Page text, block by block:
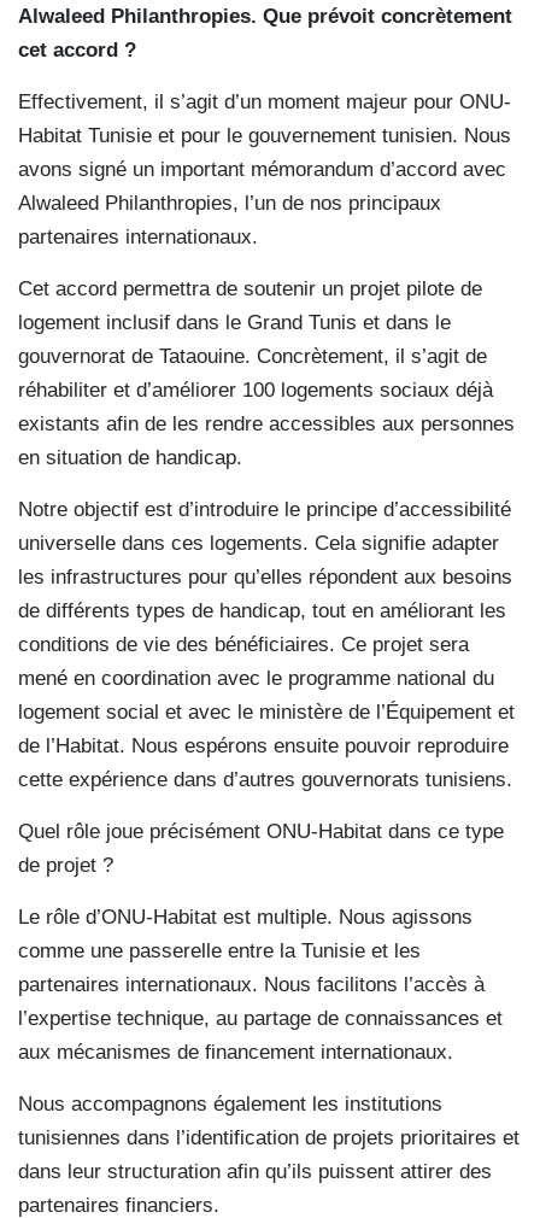
Alwaleed Philanthropies. Que prévoit concrètement
cet accord ?
Effectivement, il s’agit d’un moment majeur pour ONU-
Habitat Tunisie et pour le gouvernement tunisien. Nous
avons signé un important mémorandum d’accord avec
Alwaleed Philanthropies, l’un de nos principaux
partenaires internationaux.
Cet accord permettra de soutenir un projet pilote de
logement inclusif dans le Grand Tunis et dans le
gouvernorat de Tataouine. Concrètement, il s’agit de
réhabiliter et d’améliorer 100 logements sociaux déjà
existants afin de les rendre accessibles aux personnes
en situation de handicap.
Notre objectif est d’introduire le principe d’accessibilité
universelle dans ces logements. Cela signifie adapter
les infrastructures pour qu’elles répondent aux besoins
de différents types de handicap, tout en améliorant les
conditions de vie des bénéficiaires. Ce projet sera
mené en coordination avec le programme national du
logement social et avec le ministère de l’Équipement et
de l’Habitat. Nous espérons ensuite pouvoir reproduire
cette expérience dans d’autres gouvernorats tunisiens.
Quel rôle joue précisément ONU-Habitat dans ce type
de projet ?
Le rôle d’ONU-Habitat est multiple. Nous agissons
comme une passerelle entre la Tunisie et les
partenaires internationaux. Nous facilitons l’accès à
l’expertise technique, au partage de connaissances et
aux mécanismes de financement internationaux.
Nous accompagnons également les institutions
tunisiennes dans l’identification de projets prioritaires et
dans leur structuration afin qu’ils puissent attirer des
partenaires financiers.